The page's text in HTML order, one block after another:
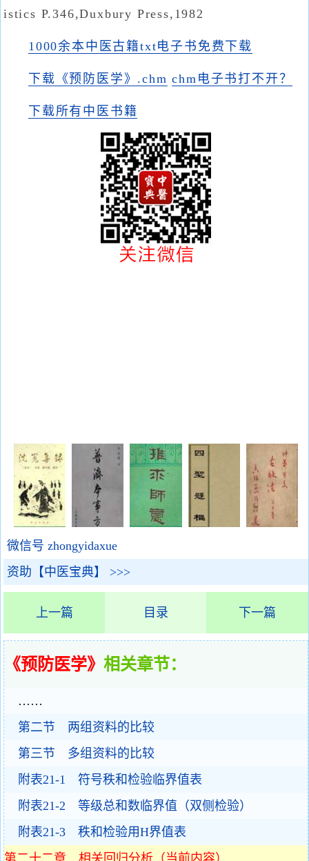
istics P.346,Duxbury Press,1982
1000余本中医古籍txt电子书免费下载
下载《预防医学》.chm chm电子书打不开？
下载所有中医书籍
微信号 zhongyidaxue
资助【中医宝典】 >>>
上一篇 目录 下一篇
《预防医学》 相关章节：
……
第二节 两组资料的比较
第三节 多组资料的比较
附表21-1 符号秩和检验临界值表
附表21-2 等级总和数临界值（双侧检验）
附表21-3 秩和检验用H界值表